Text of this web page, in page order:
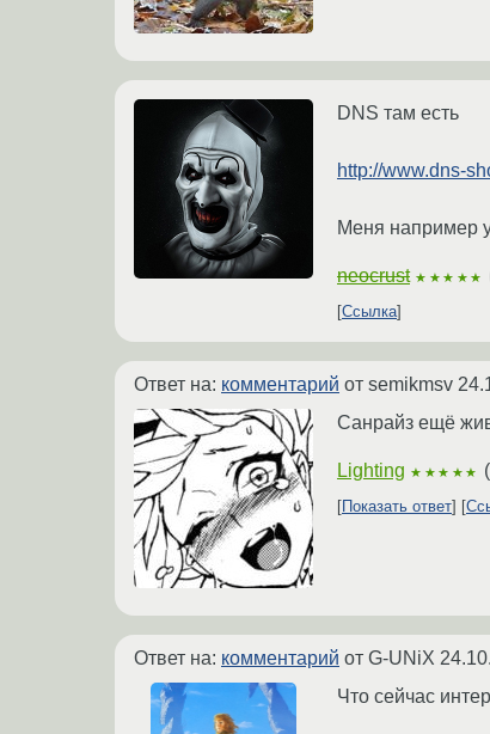
DNS там есть
http://www.dns-
Меня например
neocrust ★★★★★
Ссылка
Ответ на: комментарий от semikmsv
Санрайз ещё
Lighting ★★★★★ (
Показать ответ
Ответ на: комментарий от G-UNiX
Что сейчас